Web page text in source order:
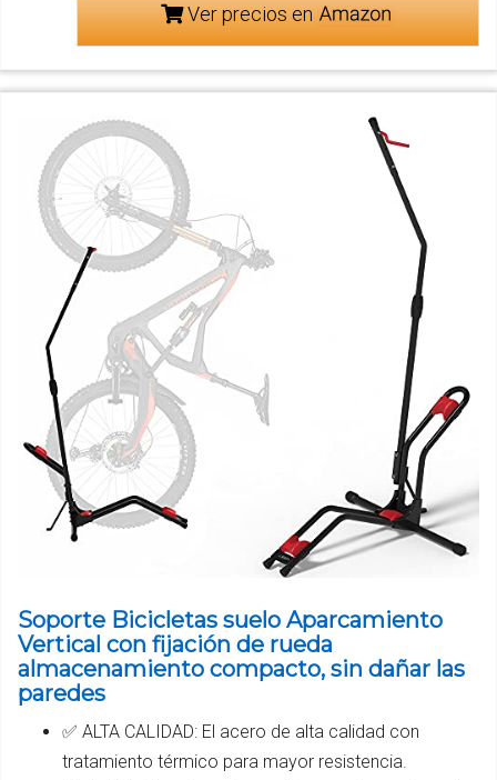
Ver precios en
Soporte Bicicletas suelo Aparcamiento
Vertical con fijación de rueda
almacenamiento compacto, sin dañar las
paredes
✅ ALTA CALIDAD: El acero de alta calidad con
tratamiento térmico para mayor resistencia.